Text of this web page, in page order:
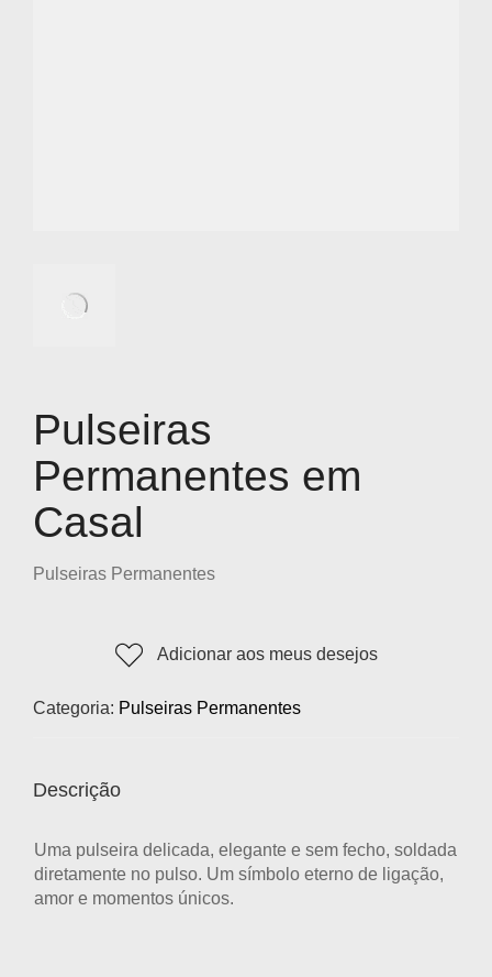
Pulseiras
Permanentes em
Casal
Pulseiras Permanentes
Adicionar aos meus desejos
Categoria: Pulseiras Permanentes
Descrição
Uma pulseira delicada, elegante e sem fecho, soldada
diretamente no pulso. Um símbolo eterno de ligação,
amor e momentos únicos.